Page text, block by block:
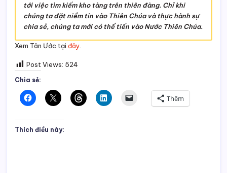
tới việc tìm kiếm kho tàng trên thiên đàng. Chỉ khi
chúng ta đặt niềm tin vào Thiên Chúa và thực hành sự
chia sẻ, chúng ta mới có thể tiến vào Nước Thiên Chúa.
Xem Tân Ước tại đây
Post Views: 524
Chia sẻ:
Thêm
Thích điều này: